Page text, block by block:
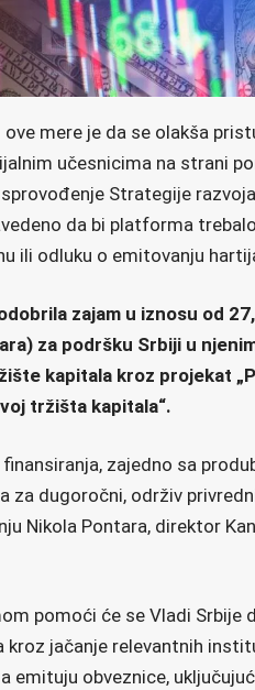
ove mere je da se olakša
učesnicima na strani
Strategije
da bi platforma
ili odluku o emitovanju
zajam u iznosu od
za podršku Srbiji u
kapitala kroz projekat
tržišta kapitala“.
zajedno sa
za dugoročni, održiv
Nikola Pontara, direktor
pomoći će se Vladi Srbije
jačanje relevantnih
emituju obveznice,